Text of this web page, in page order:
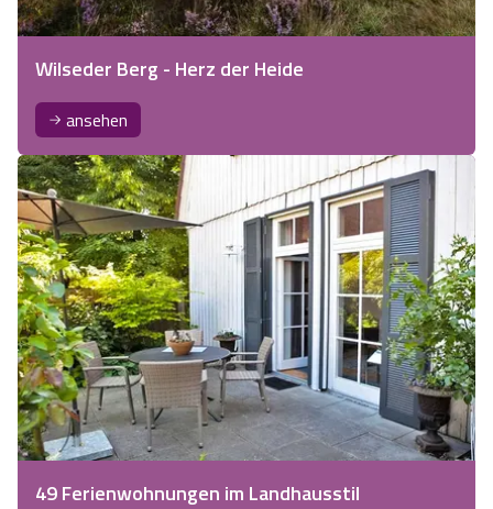
Wilseder Berg - Herz der Heide
ansehen
49 Ferienwohnungen im Landhausstil